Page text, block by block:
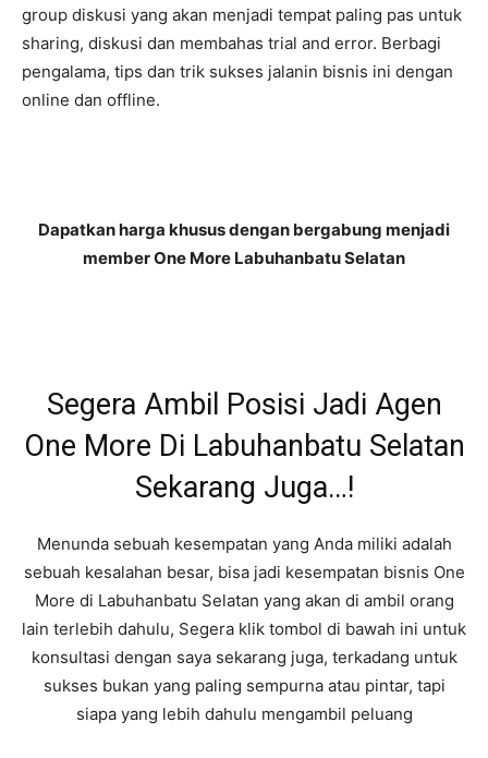
group diskusi yang akan menjadi tempat paling pas untuk
sharing, diskusi dan membahas trial and error. Berbagi
pengalama, tips dan trik sukses jalanin bisnis ini dengan
online dan offline.
Dapatkan harga khusus dengan bergabung menjadi
member One More Labuhanbatu Selatan
Segera Ambil Posisi Jadi Agen
One More Di Labuhanbatu Selatan
Sekarang Juga…!
Menunda sebuah kesempatan yang Anda miliki adalah
sebuah kesalahan besar, bisa jadi kesempatan bisnis One
More di Labuhanbatu Selatan yang akan di ambil orang
lain terlebih dahulu, Segera klik tombol di bawah ini untuk
konsultasi dengan saya sekarang juga, terkadang untuk
sukses bukan yang paling sempurna atau pintar, tapi
siapa yang lebih dahulu mengambil peluang